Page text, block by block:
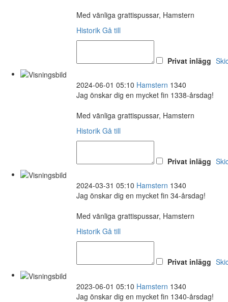
Med vänliga grattispussar, Hamstern
Historik Gå till
Privat inlägg
2024-06-01 05:10 Hamstern 1340
Jag önskar dig en mycket fin 1338-årsdag!
Med vänliga grattispussar, Hamstern
Historik Gå till
Privat inlägg
2024-03-31 05:10 Hamstern 1340
Jag önskar dig en mycket fin 34-årsdag!
Med vänliga grattispussar, Hamstern
Historik Gå till
Privat inlägg
2023-06-01 05:10 Hamstern 1340
Jag önskar dig en mycket fin 1340-årsdag!